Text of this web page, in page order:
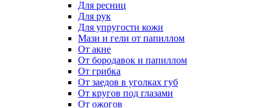
Для ресниц
Для рук
Для упругости кожи
Мази и гели от папиллом
От акне
От бородавок и папиллом
От грибка
От заедов в уголках губ
От кругов под глазами
От ожогов